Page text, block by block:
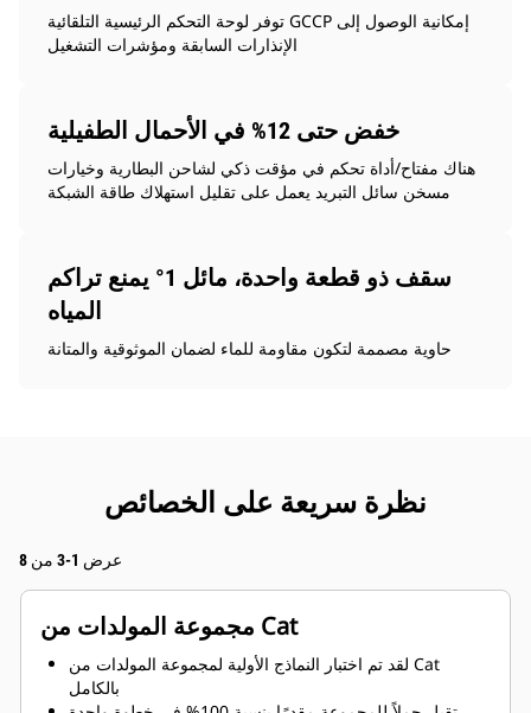
توفر لوحة التحكم الرئيسية التلقائية GCCP إمكانية الوصول إلى
الإنذارات السابقة ومؤشرات التشغيل
خفض حتى 12% في الأحمال الطفيلية
هناك مفتاح/أداة تحكم في مؤقت ذكي لشاحن البطارية وخيارات
مسخن سائل التبريد يعمل على تقليل استهلاك طاقة الشبكة
سقف ذو قطعة واحدة، مائل 1° يمنع تراكم
المياه
حاوية مصممة لتكون مقاومة للماء لضمان الموثوقية والمتانة
نظرة سريعة على الخصائص
عرض 1-3 من 8
مجموعة المولدات من Cat
لقد تم اختبار النماذج الأولية لمجموعة المولدات من Cat
بالكامل